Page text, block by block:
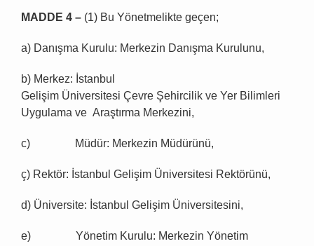
MADDE 4 – (1) Bu Yönetmelikte geçen;
a) Danışma Kurulu: Merkezin Danışma Kurulunu,
b) Merkez: İstanbul
Gelişim Üniversitesi Çevre Şehircilik ve Yer Bilimleri
Uygulama ve Araştırma Merkezini,
c) Müdür: Merkezin Müdürünü,
ç) Rektör: İstanbul Gelişim Üniversitesi Rektörünü,
d) Üniversite: İstanbul Gelişim Üniversitesini,
e) Yönetim Kurulu: Merkezin Yönetim